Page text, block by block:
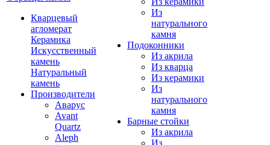
Кварцевый
агломерат
Керамика
Искусственный
камень
Натуральный
камень
Производители
Аварус
Avant
Quartz
Aleph
Из
натурального
камня
Подоконники
Из акрила
Из кварца
Из керамики
Из
натурального
камня
Барные стойки
Из акрила
Из